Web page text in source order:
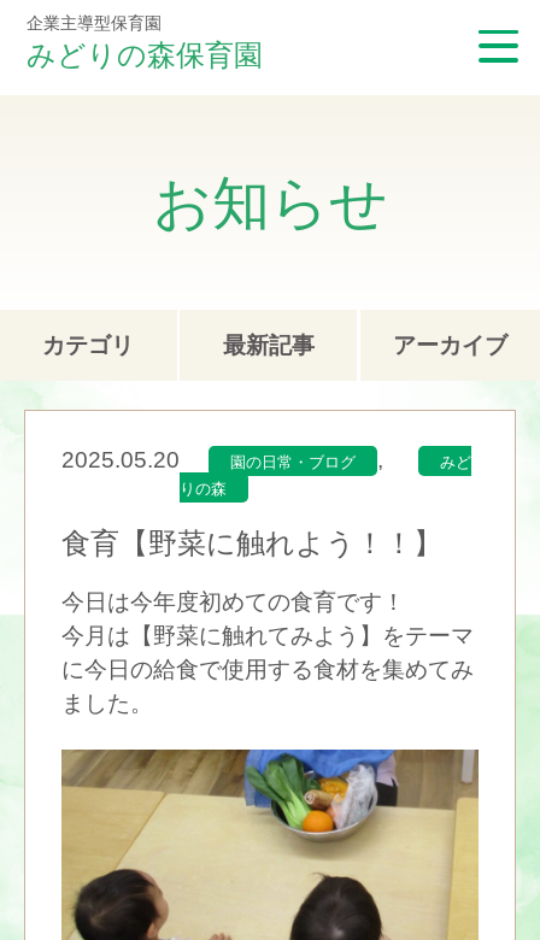
企業主導型保育園
みどりの森保育園
お知らせ
カテゴリ 最新記事 アーカイブ
2025.05.20 園の日常・ブログ ,
みど
りの森
食育【野菜に触れよう！！】
今日は今年度初めての食育です！
今月は【野菜に触れてみよう】をテーマ
に今日の給食で使用する食材を集めてみ
ました。